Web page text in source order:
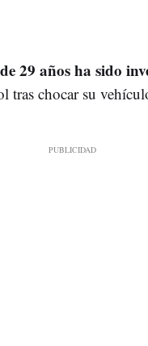
29 años ha sido
tras chocar su